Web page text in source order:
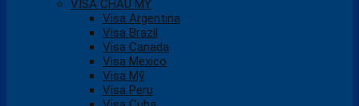
VISA CHÂU MỸ
Visa Argentina
Visa Brazil
Visa Canada
Visa Mexico
Visa Mỹ
Visa Peru